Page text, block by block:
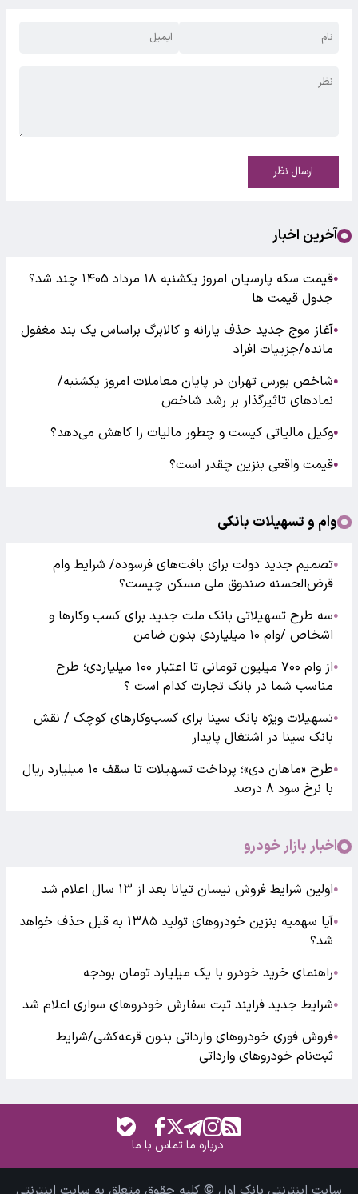
ارسال نظر
آخرین اخبار
●
قیمت سکه پارسیان امروز یکشنبه ۱۸ مرداد ۱۴۰۵ چند شد؟
جدول قیمت ها
●آغاز موج جدید حذف یارانه و کالابرگ براساس یک بند مغفول
مانده/جزییات افراد
●شاخص بورس تهران در پایان معاملات امروز یکشنبه/
نمادهای تاثیرگذار بر رشد شاخص
●وکیل مالیاتی کیست و چطور مالیات را کاهش می‌دهد؟
●قیمت واقعی بنزین چقدر است؟
وام و تسهیلات بانکی
●تصمیم جدید دولت برای بافت‌های فرسوده/ شرایط وام
قرض‌الحسنه صندوق ملی مسکن چیست؟
●سه طرح تسهیلاتی بانک ملت جدید برای کسب وکارها و
اشخاص /وام ۱۰ میلیاردی بدون ضامن
●
از وام ۷۰۰ میلیون تومانی تا اعتبار ۱۰۰ میلیاردی؛ طرح
مناسب شما در بانک تجارت کدام است ؟
●تسهیلات ویژه بانک سینا برای کسب‌وکارهای کوچک / نقش
بانک سینا در اشتغال پایدار
●
طرح «ماهان دی»؛ پرداخت تسهیلات تا سقف ۱۰ میلیارد ریال
با نرخ سود ۸ درصد
اخبار بازار خودرو
●اولین شرایط فروش نیسان تیانا بعد از ۱۳ سال اعلام شد
●
آیا سهمیه بنزین خودروهای تولید ۱۳۸۵ به قبل حذف خواهد
شد؟
●راهنمای خرید خودرو با یک میلیارد تومان بودجه
●شرایط جدید فرایند ثبت سفارش خودروهای سواری اعلام شد
●فروش فوری خودروهای وارداتی بدون قرعه‌کشی/شرایط
ثبت‌نام خودروهای وارداتی
درباره ماتماس با ما